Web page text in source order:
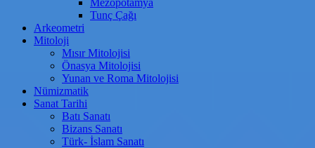
Mezopotamya
Tunç Çağı
Arkeometri
Mitoloji
Mısır Mitolojisi
Önasya Mitolojisi
Yunan ve Roma Mitolojisi
Nümizmatik
Sanat Tarihi
Batı Sanatı
Bizans Sanatı
Türk- İslam Sanatı